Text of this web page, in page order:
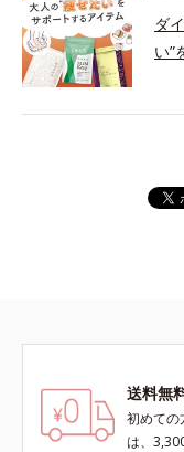
ダ
い”
送料無
初めての
は、